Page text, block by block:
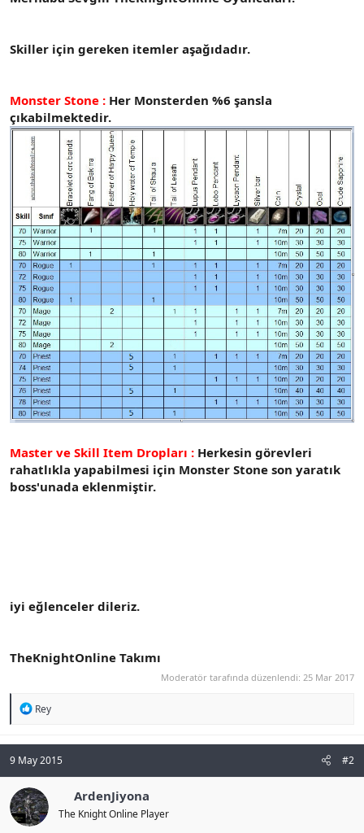
t
i
Skiller için gereken itemler aşağıdadır.
Monster Stone : Her Monsterden %6 şansla
çıkabilmektedir.
Master ve Skill Item Dropları : Herkesin görevleri
rahatlıkla yapabilmesi için Monster Stone son yaratık
boss'unada eklenmiştir.
iyi eğlenceler dileriz.
TheKnightOnline Takımı
Moderatör tarafında düzenlendi: 25 Mar 2017
R
c
t
o
n
s
:
Rey
9 May 2015 #2
ArdenJiyona
The Knight Online Player